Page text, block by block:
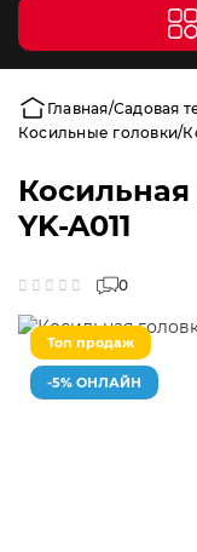
Главная Садовая
Косильные головки
Косильная
YK-A011
0
Топ продаж
-5% ОНЛАЙН